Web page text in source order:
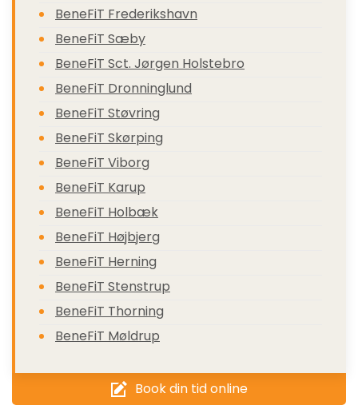
BeneFiT Frederikshavn
BeneFiT Sæby
BeneFiT Sct. Jørgen Holstebro
BeneFiT Dronninglund
BeneFiT Støvring
BeneFiT Skørping
BeneFiT Viborg
BeneFiT Karup
BeneFiT Holbæk
BeneFiT Højbjerg
BeneFiT Herning
BeneFiT Stenstrup
BeneFiT Thorning
BeneFiT Møldrup
Book din tid online